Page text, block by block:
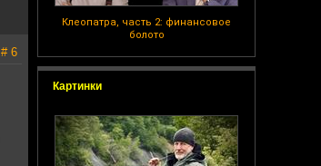
Клеопатра, часть 2: финансовое
болото
Картинки
# 6